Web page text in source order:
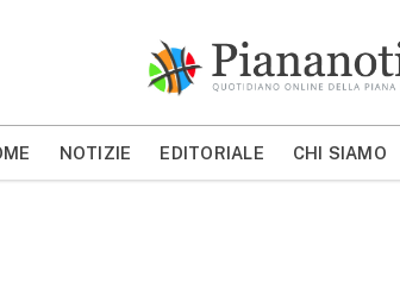
MOSTRA/NASCONDI
NOTIZIE EDITORIALE CHI SIAMO